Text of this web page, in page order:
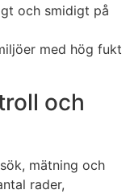
och smidigt på
med hög fukt
och
mätning och
rader,